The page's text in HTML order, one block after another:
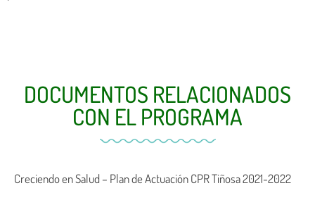
DOCUMENTOS RELACIONADOS
CON EL PROGRAMA
Creciendo en Salud – Plan de Actuación CPR Tiñosa 2021-2022